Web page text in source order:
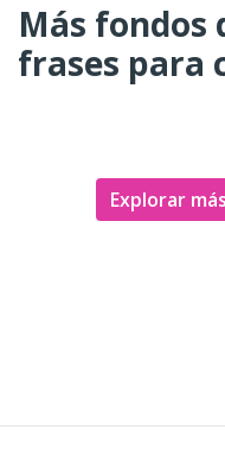
Más fondos
frases para
Explorar más